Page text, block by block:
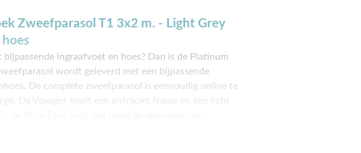
Zweefparasol T1 3x2 m. - Light Grey
ingraafvoet en hoes? Dan is de Platinum
wordt geleverd met een bijpassende
De complete zweefparasol is eenvoudig online te
De Voyager heeft een antraciet frame en een licht
dus zo voor elkaar! De meegeleverde Platinum